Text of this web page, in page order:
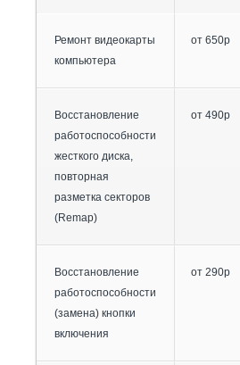
Ремонт видеокарты
компьютера
от 650р
Восстановление
работоспособности
жесткого диска,
повторная
разметка секторов
(Remap)
от 490р
Восстановление
работоспособности
(замена) кнопки
включения
от 290р